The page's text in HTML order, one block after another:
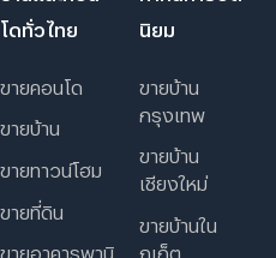
โดทั่วไทย
ขายคอนโด
ขายบ้าน
ขายทาวน์โฮม
ขายที่ดิน
ขายอาคารพานิ
นิยม
ขายบ้าน
กรุงเทพ
ขายบ้าน
เชียงใหม่
ขายบ้านใน
ภูเก็ต